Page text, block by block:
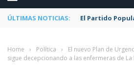
ÚLTIMAS NOTICIAS: El Partido
Home › Política ›
El nuevo Plan de
sigue decepcionando a las enfermeras de La